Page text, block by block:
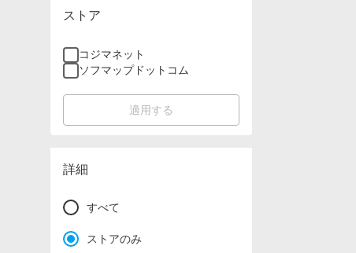
ストア
コジマネット
ソフマップドットコム
適用する
詳細
すべて
ストアのみ